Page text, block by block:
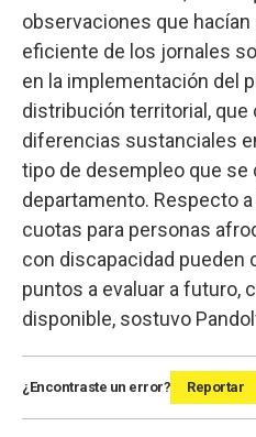
observaciones que
eficiente de los jornales
en la implementación del
distribución territorial, que
diferencias sustanciales
tipo de desempleo que se
departamento. Respecto
cuotas para personas
con discapacidad pueden
puntos a evaluar a futuro,
disponible, sostuvo
¿Encontraste un error? Reportar